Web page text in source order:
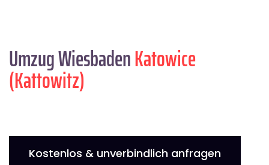
Umzug WiesbadenKatowice
(Kattowitz)
Kostenlos & unverbindlich anfragen